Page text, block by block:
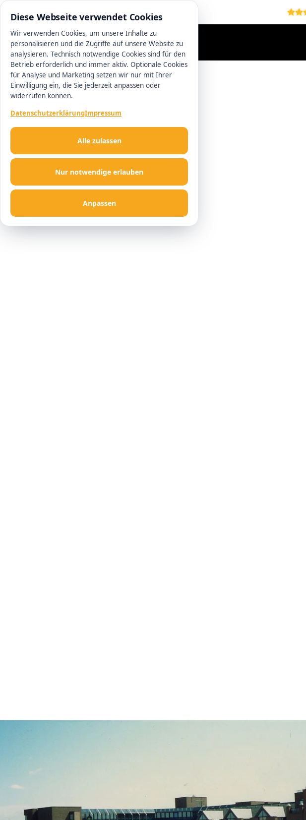
0511 93689160
Diese Webseite verwendet Cookies
Wir verwenden Cookies, um unsere Inhalte zu
personalisieren und die Zugriffe auf unsere Website zu
analysieren. Technisch notwendige Cookies sind für den
Betrieb erforderlich und immer aktiv. Optionale Cookies
für Analyse und Marketing setzen wir nur mit Ihrer
Einwilligung ein, die Sie jederzeit anpassen oder
widerrufen können.
DatenschutzerklärungImpressum
Nur notwendige erlauben
Anpassen
Alle zulassen